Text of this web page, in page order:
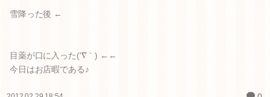
雪降った後 ←
目薬が口に入った('∇｀) ←←
今日はお店暇である♪